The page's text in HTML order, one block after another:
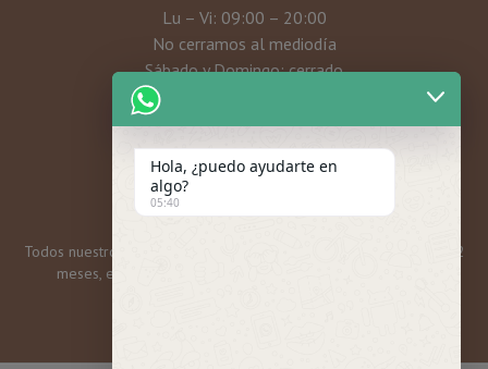
Lu – Vi: 09:00 – 20:00
No cerramos al mediodía
Sábado y Domingo: cerrado
Mi cuenta
Todos nuestros bonos y tarjetas regalo tienen una caducidad de 12
meses, excepto las promos mensuales, que son 6 meses.
Hola, ¿puedo ayudarte en
algo?
05:40